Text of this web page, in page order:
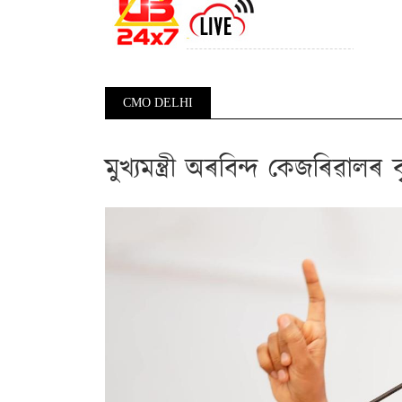
CMO DELHI
মুখ্যমন্ত্ৰী অৰবিন্দ
Pagination